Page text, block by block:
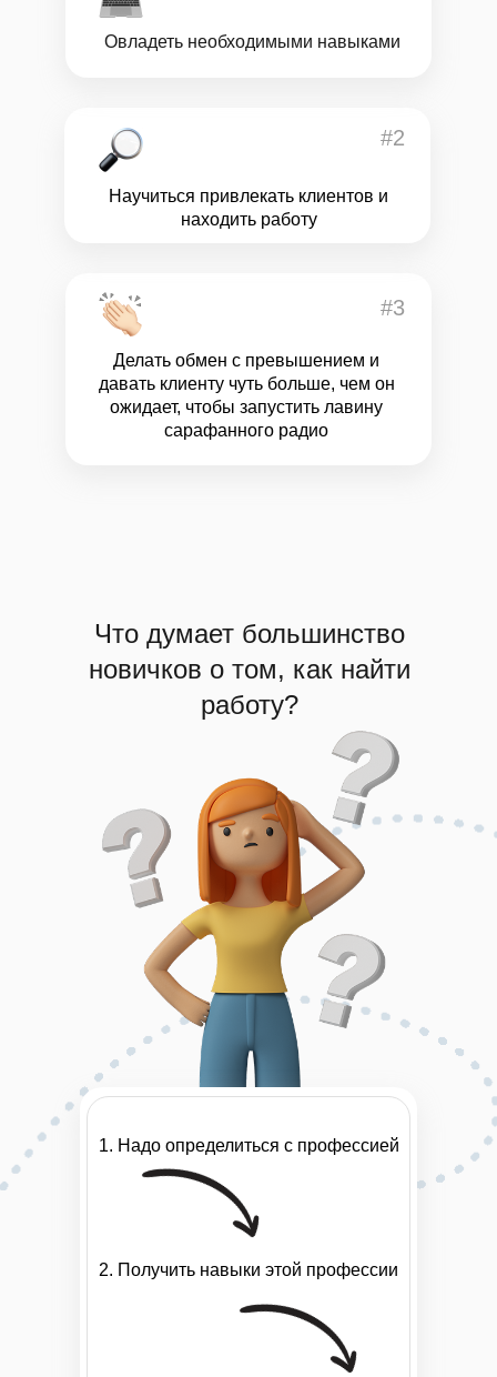
Овладеть необходимыми навыками
Научиться привлекать клиентов и
находить работу
Делать обмен с превышением и
давать клиенту чуть больше, чем он
ожидает, чтобы запустить лавину
сарафанного радио
#2
#3
Что думает большинство
новичков о том, как найти
работу?
2. Получить навыки этой профессии
1. Надо определиться с профессией